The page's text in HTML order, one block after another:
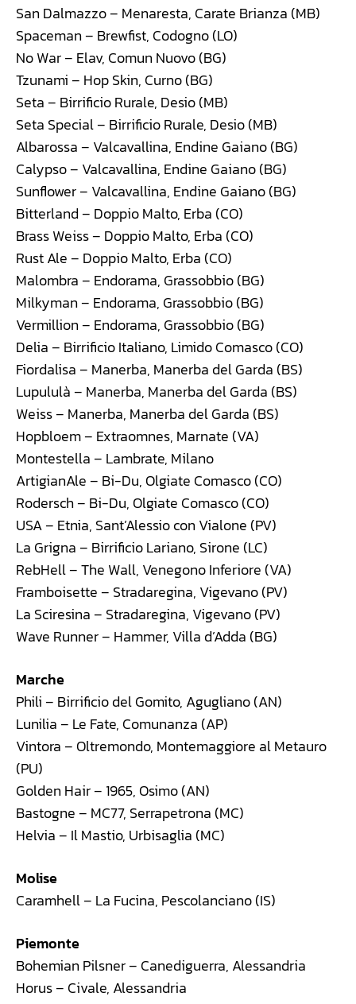
San Dalmazzo – Menaresta, Carate Brianza (MB)
Spaceman – Brewfist, Codogno (LO)
No War – Elav, Comun Nuovo (BG)
Tzunami – Hop Skin, Curno (BG)
Seta – Birrificio Rurale, Desio (MB)
Seta Special – Birrificio Rurale, Desio (MB)
Albarossa – Valcavallina, Endine Gaiano (BG)
Calypso – Valcavallina, Endine Gaiano (BG)
Sunflower – Valcavallina, Endine Gaiano (BG)
Bitterland – Doppio Malto, Erba (CO)
Brass Weiss – Doppio Malto, Erba (CO)
Rust Ale – Doppio Malto, Erba (CO)
Malombra – Endorama, Grassobbio (BG)
Milkyman – Endorama, Grassobbio (BG)
Vermillion – Endorama, Grassobbio (BG)
Delia – Birrificio Italiano, Limido Comasco (CO)
Fiordalisa – Manerba, Manerba del Garda (BS)
Lupululà – Manerba, Manerba del Garda (BS)
Weiss – Manerba, Manerba del Garda (BS)
Hopbloem – Extraomnes, Marnate (VA)
Montestella – Lambrate, Milano
ArtigianAle – Bi-Du, Olgiate Comasco (CO)
Rodersch – Bi-Du, Olgiate Comasco (CO)
USA – Etnia, Sant’Alessio con Vialone (PV)
La Grigna – Birrificio Lariano, Sirone (LC)
RebHell – The Wall, Venegono Inferiore (VA)
Framboisette – Stradaregina, Vigevano (PV)
La Sciresina – Stradaregina, Vigevano (PV)
Wave Runner – Hammer, Villa d’Adda (BG)
Marche
Phili – Birrificio del Gomito, Agugliano (AN)
Lunilia – Le Fate, Comunanza (AP)
Vintora – Oltremondo, Montemaggiore al Metauro
(PU)
Golden Hair – 1965, Osimo (AN)
Bastogne – MC77, Serrapetrona (MC)
Helvia – Il Mastio, Urbisaglia (MC)
Molise
Caramhell – La Fucina, Pescolanciano (IS)
Piemonte
Bohemian Pilsner – Canediguerra, Alessandria
Horus – Civale, Alessandria